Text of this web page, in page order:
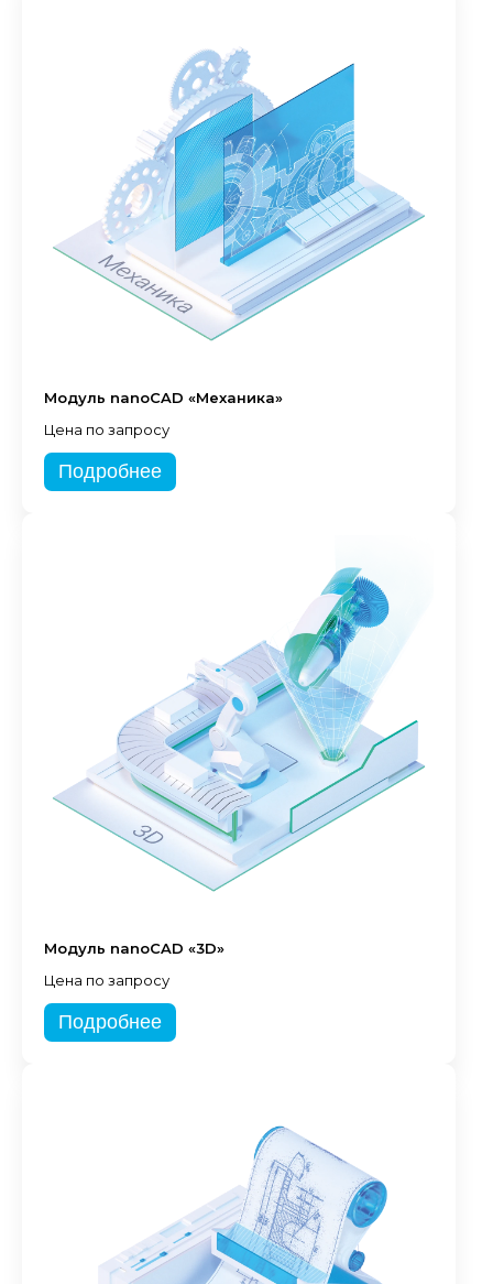
Модуль nanoCAD «Механика»
Цена по запросу
Подробнее
Модуль nanoCAD «3D»
Цена по запросу
Подробнее